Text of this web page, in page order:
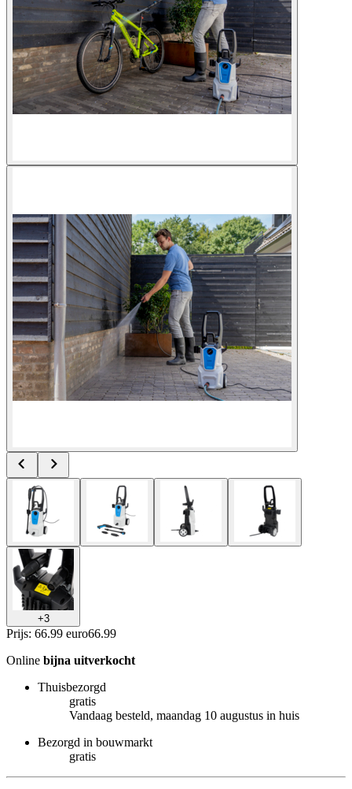
+3
Prijs: 66.99 euro66.99
Online bijna uitverkocht
Thuisbezorgd
gratis
Vandaag besteld, maandag 10 augustus in huis
Bezorgd in bouwmarkt
gratis